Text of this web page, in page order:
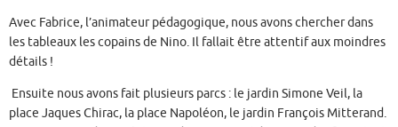
Avec Fabrice, l’animateur pédagogique, nous avons chercher dans
les tableaux les copains de Nino. Il fallait être attentif aux moindres
détails !
Ensuite nous avons fait plusieurs parcs : le jardin Simone Veil, la
place Jaques Chirac, la place Napoléon, le jardin François Mitterand.